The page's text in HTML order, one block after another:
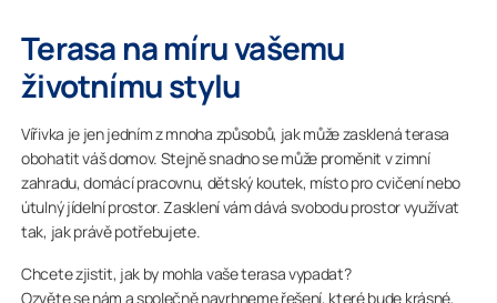
Terasa na míru vašemu
životnímu stylu
Vířivka je jen jedním z mnoha způsobů, jak může zasklená terasa
obohatit váš domov. Stejně snadno se může proměnit v zimní
zahradu, domácí pracovnu, dětský koutek, místo pro cvičení nebo
útulný jídelní prostor. Zasklení vám dává svobodu prostor využívat
tak, jak právě potřebujete.
Chcete zjistit, jak by mohla vaše terasa vypadat?
Ozvěte se nám a společně navrhneme řešení, které bude krásné,